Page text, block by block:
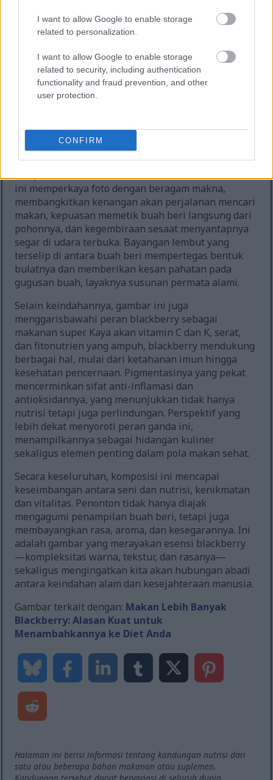
I want to allow Google to enable storage
related to personalization.
I want to allow Google to enable storage
related to security, including authentication
functionality and fraud prevention, and other
user protection.
CONFIRM
membumi namun menyegarkan. Pembesaran jarak
dekat ini mengubahnya menjadi lebih dari sekadar
sensorik, simbol kenikmatan yang terhubung
langsung dengan alam.
Pencahayaan alami yang hangat tak hanya
merupakan bagian dari panen. Cahaya keemasan
matahari mengingatkan pada sore akhir musim
panas, saat buah blackberry sedang mekar
sempurna dan semak berduri lebat berbuah. Musim
ini memperkaya foto dengan beragam makna,
membangkitkan kenangan akan perjalanan mencari
makan, kepuasan memetik buah beri langsung dari
pohonnya, dan kegembiraan sesaat menyantapnya
segar di udara terbuka. Bayangan lembut yang
terselip di antara buah beri mempertegas bentuk
bulatnya dan memberikan kesan pahatan pada
gugusan buah, layaknya susunan permata alami.
Selain keindahannya, gambar ini juga
menggarisbawahi peran blackberry sebagai
makanan super. Kaya akan vitamin C dan K, serat,
dan fitonutrien yang ampuh, blackberry mendukung
berbagai hal, mulai dari ketahanan imun hingga
kesehatan pencernaan. Pigmentasinya yang pekat
mencerminkan sifat anti-inflamasi dan
antioksidannya, yang menunjukkan tidak hanya
nutrisi tetapi juga perlindungan. Perspektif yang
lebih dekat menyoroti peran ganda ini,
menampilkannya sebagai hidangan kuliner
sekaligus elemen penting dalam pola makan sehat.
Secara keseluruhan, komposisi ini mencapai
keseimbangan antara seni dan nutrisi, kenikmatan
dan vitalitas. Penonton tidak hanya diajak
mengagumi penampilan buah beri, tetapi juga
membayangkan rasa, aroma, dan kesegarannya. Ini
adalah gambar yang merayakan esensi blackberry
—kompleksitas warna, tekstur, dan rasanya—
sekaligus mengingatkan kita akan hubungan abadi
antara keindahan alam dan kesejahteraan manusia.
Gambar terkait dengan: Makan Lebih Banyak
Blackberry: Alasan Kuat untuk
Menambahkannya ke Diet Anda
Halaman ini berisi informasi tentang kandungan nutrisi dari
satu atau beberapa bahan makanan atau suplemen.